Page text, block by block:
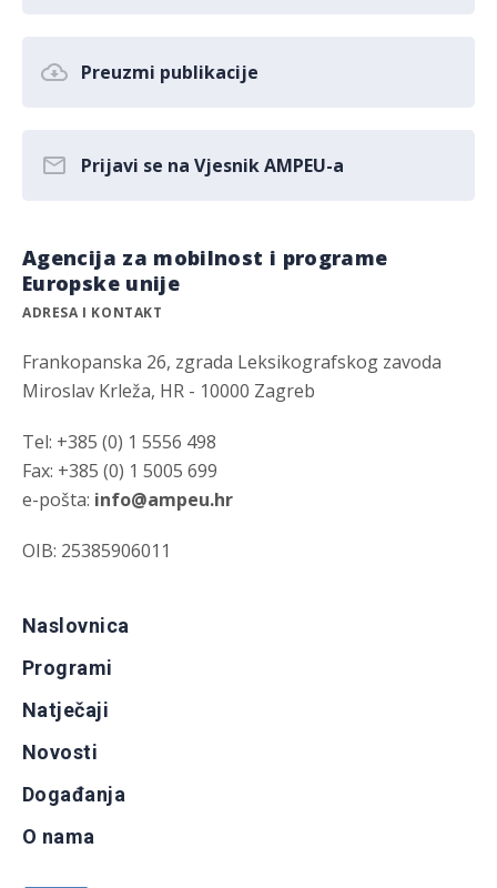
Preuzmi publikacije
Prijavi se na Vjesnik AMPEU-a
Agencija za mobilnost i programe
Europske unije
ADRESA I KONTAKT
Frankopanska 26, zgrada Leksikografskog zavoda
Miroslav Krleža, HR - 10000 Zagreb
Tel: +385 (0) 1 5556 498
Fax: +385 (0) 1 5005 699
e-pošta: info@ampeu.hr
OIB: 25385906011
Naslovnica
Programi
Natječaji
Novosti
Događanja
O nama